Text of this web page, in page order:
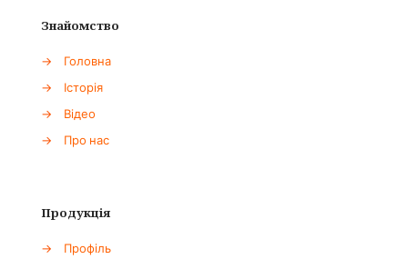
Знайомство
→
Головна
→
Історія
→
Відео
→
Про нас
Продукція
→
Профіль